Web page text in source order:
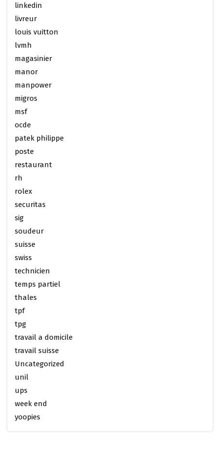
linkedin
livreur
louis vuitton
lvmh
magasinier
manor
manpower
migros
msf
ocde
patek philippe
poste
restaurant
rh
rolex
securitas
sig
soudeur
suisse
swiss
technicien
temps partiel
thales
tpf
tpg
travail a domicile
travail suisse
Uncategorized
unil
ups
week end
yoopies